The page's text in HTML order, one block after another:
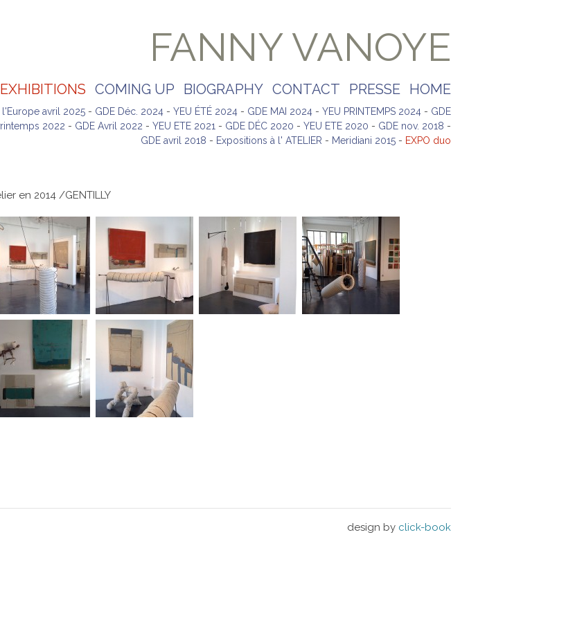
FANNY VANOYE
EXHIBITIONS COMING UP BIOGRAPHY CONTACT PRESSE HOME
avril 2025 - GDE Déc. 2024 - YEU ÉTÉ 2024 - GDE MAI 2024 - YEU PRINTEMPS 2024 - GDE
2022 - GDE Avril 2022 - YEU ETE 2021 - GDE DÉC 2020 - YEU ETE 2020 - GDE nov. 2018 -
GDE avril 2018 - Expositions à l' ATELIER - Meridiani 2015 - EXPO duo
en 2014 /GENTILLY
design by click-book